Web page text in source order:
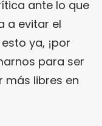
ante lo que
a evitar el
ya, ¡por
para ser
más libres en